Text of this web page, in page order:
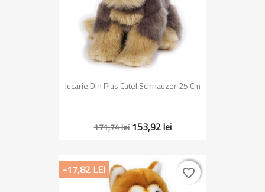
Jucarie Din Plus Catel Schnauzer 25 Cm
171,74 lei 153,92 lei
-17,82 LEI favorite_border
favorite_border